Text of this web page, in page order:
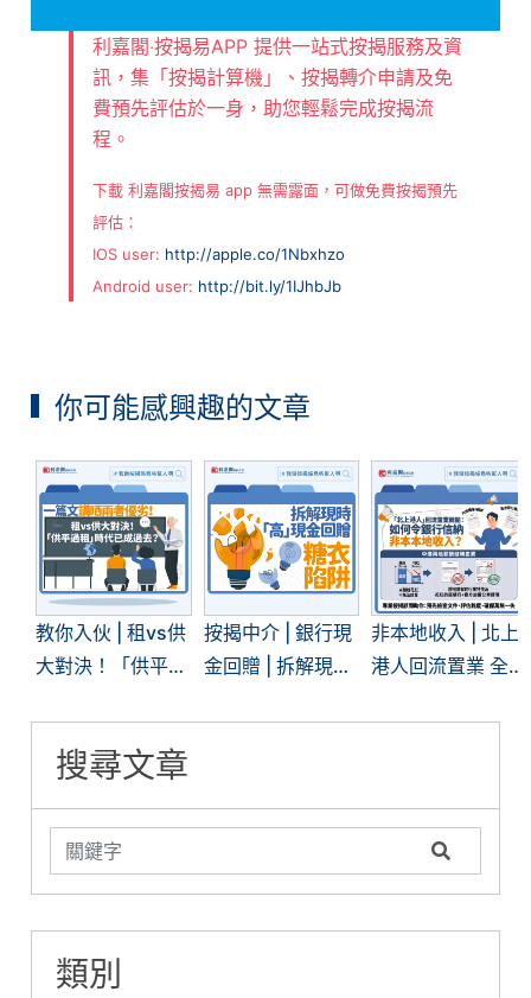
利嘉閣‧按揭易APP 提供一站式按揭服務及資
訊，集「按揭計算機」、按揭轉介申請及免
費預先評估於一身，助您輕鬆完成按揭流
程。
下載 利嘉閣按揭易 app 無需露面，可做免費按揭預先
評估：
IOS user: http://apple.co/1Nbxhzo
Android user: http://bit.ly/1IJhbJb
你可能感興趣的文章
教你入伙 | 租vs供
大對決！「供平過
按揭中介 | 銀行現
金回贈 | 拆解現時
非本地收入 | 北上
港人回流置業 全
搜尋文章
類別